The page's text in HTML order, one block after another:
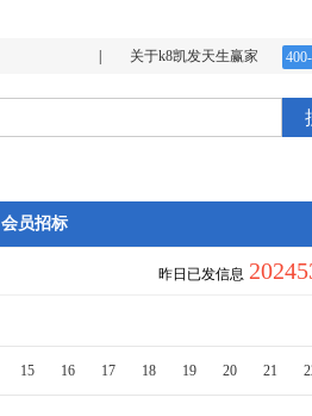
关于k8凯发天生赢家
会员招标
昨日已发信息
15 16 17 18 19 20 21